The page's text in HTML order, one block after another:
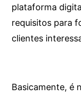
plataforma
requisitos para
clientes
Basicamente, é